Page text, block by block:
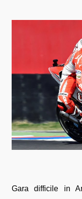
Gara difficile in